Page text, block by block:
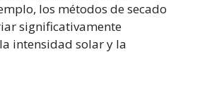
los métodos de secado
significativamente
intensidad solar y la